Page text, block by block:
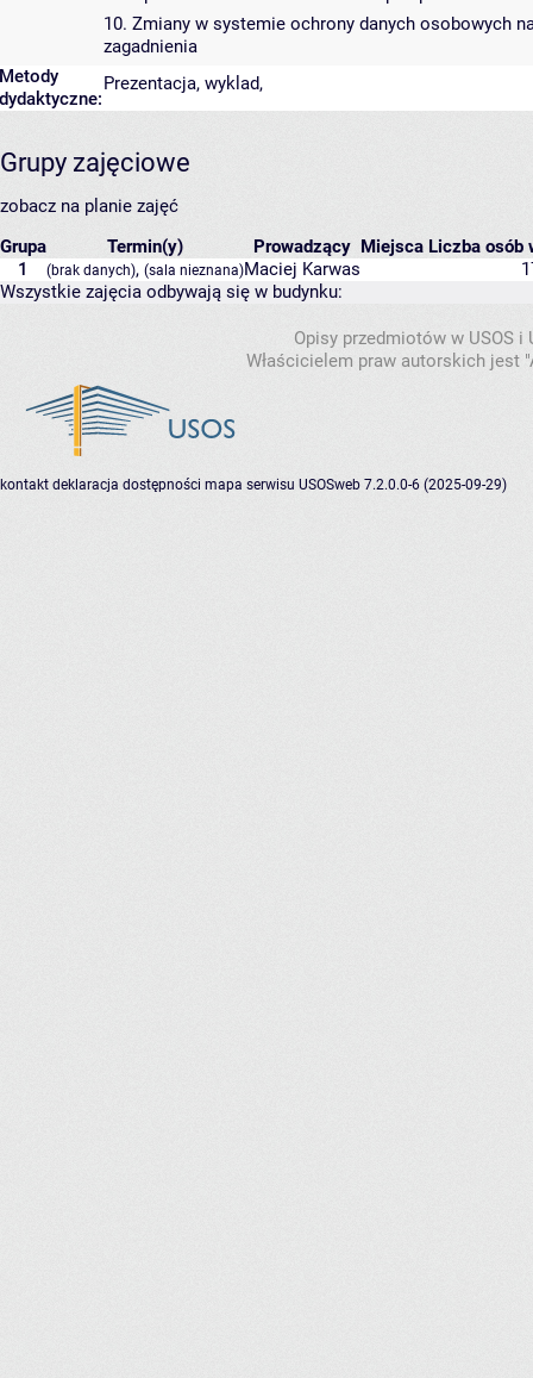
10. Zmiany w systemie ochrony danych osobowych
zagadnienia
Metody
dydaktyczne:
Prezentacja, wyklad,
Grupy zajęciowe
zobacz na planie zajęć
Grupa
Termin(y) Prowadzący Miejsca Liczba osób
1
(brak danych), (sala nieznana)Maciej Karwas
Wszystkie zajęcia odbywają się w budynku:
Opisy przedmiotów w USOS
Właścicielem praw autorskich jest
kontakt deklaracja dostępności mapa serwisu USOSweb 7.2.0.0-6 (2025-09-29)